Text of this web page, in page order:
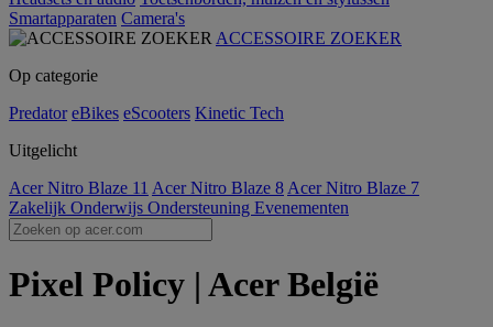
Smartapparaten Camera's
ACCESSOIRE ZOEKER
Op categorie
Predator eBikes eScooters Kinetic Tech
Uitgelicht
Acer Nitro Blaze 11 Acer Nitro Blaze 8 Acer Nitro Blaze 7
Zakelijk Onderwijs Ondersteuning Evenementen
Pixel Policy | Acer België